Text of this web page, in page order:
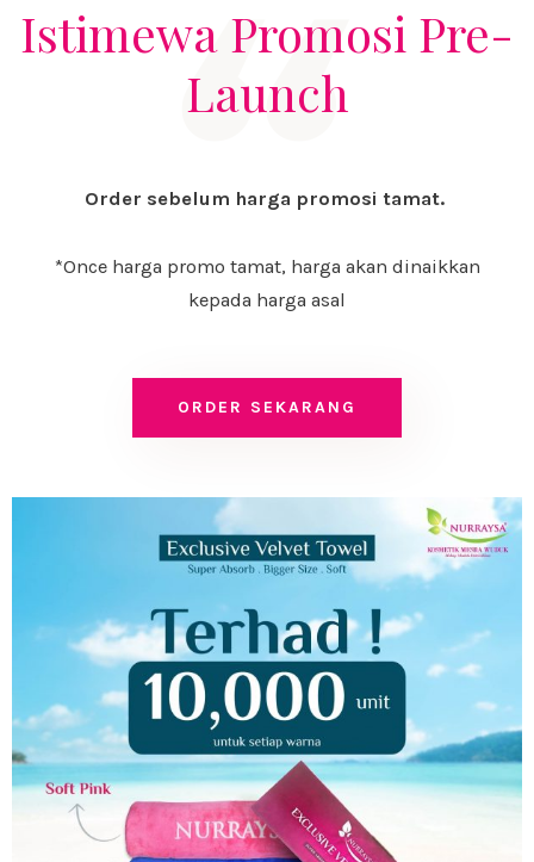
Istimewa Promosi Pre-
Launch
Order sebelum harga promosi tamat.
*Once harga promo tamat, harga akan dinaikkan
kepada harga asal
ORDER SEKARANG